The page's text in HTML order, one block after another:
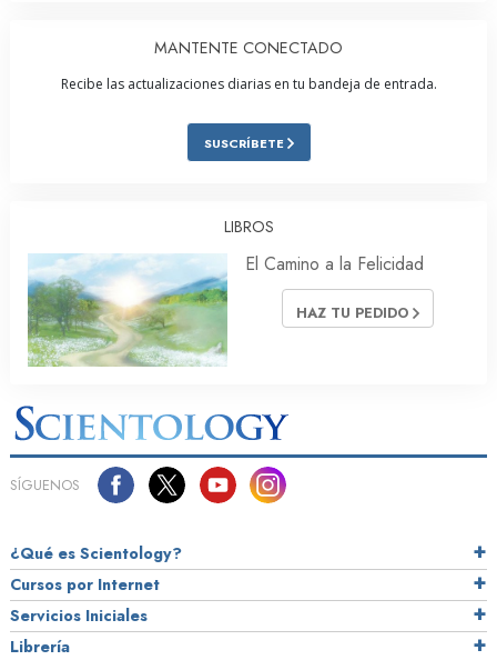
MANTENTE CONECTADO
Recibe las actualizaciones diarias en tu bandeja de entrada.
SUSCRÍBETE
LIBROS
El Camino a la Felicidad
HAZ TU PEDIDO
SÍGUENOS
¿Qué es Scientology?
Cursos por Internet
Servicios Iniciales
Librería